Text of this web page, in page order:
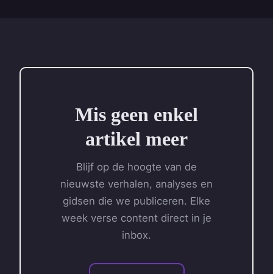
Mis geen enkel
artikel meer
Blijf op de hoogte van de
nieuwste verhalen, analyses en
gidsen die we publiceren. Elke
week verse content direct in je
inbox.